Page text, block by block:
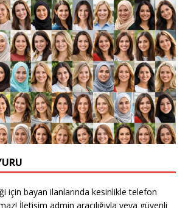
için bayan ilanlarında kesinlikle telefon
İletişim admin aracılığıyla veya güvenli